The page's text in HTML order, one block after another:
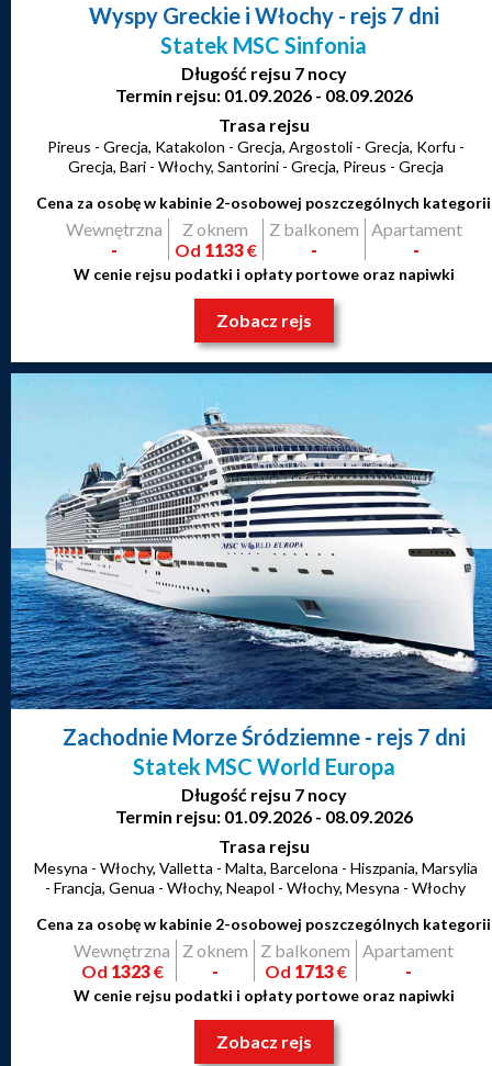
Wyspy Greckie i Włochy - rejs 7 dni
Statek MSC Sinfonia
Długość rejsu 7 nocy
Termin rejsu: 01.09.2026 - 08.09.2026
Trasa rejsu
Pireus - Grecja, Katakolon - Grecja, Argostoli - Grecja, Korfu -
Grecja, Bari - Włochy, Santorini - Grecja, Pireus - Grecja
Cena za osobę w kabinie 2-osobowej poszczególnych kategorii
Wewnętrzna
-
Z oknem
Od 1133€
Z balkonem
-
Apartament
-
W cenie rejsu podatki i opłaty portowe oraz napiwki
Zobacz rejs
Zachodnie Morze Śródziemne- rejs 7 dni
Statek MSC World Europa
Długość rejsu 7 nocy
Termin rejsu: 01.09.2026 - 08.09.2026
Trasa rejsu
Mesyna - Włochy, Valletta - Malta, Barcelona - Hiszpania, Marsylia
- Francja, Genua - Włochy, Neapol - Włochy, Mesyna - Włochy
Cena za osobę w kabinie 2-osobowej poszczególnych kategorii
Wewnętrzna
Od 1323€
Z oknem
-
Z balkonem
Od 1713€
Apartament
-
W cenie rejsu podatki i opłaty portowe oraz napiwki
Zobacz rejs